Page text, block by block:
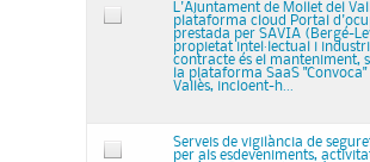
L'Ajuntament de Mollet del
plataforma cloud Portal
prestada per SAVIA (Bergé-
propietat intel·lectual i
contracte és el manteniment,
la plataforma SaaS
Vallès, incloent-h...
Serveis de vigilància de
per als esdeveniments,